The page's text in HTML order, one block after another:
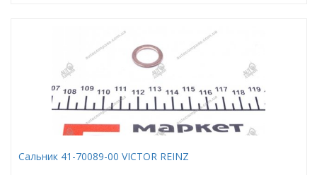
Сальник 41-70089-00 VICTOR REINZ